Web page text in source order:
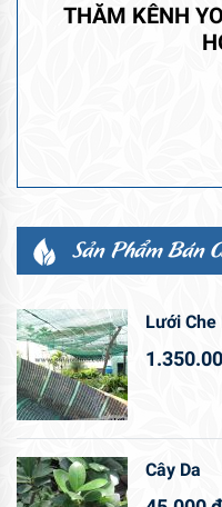
THĂM KÊNH
Sản Phẩm Bán
Lưới Che
Cây Da